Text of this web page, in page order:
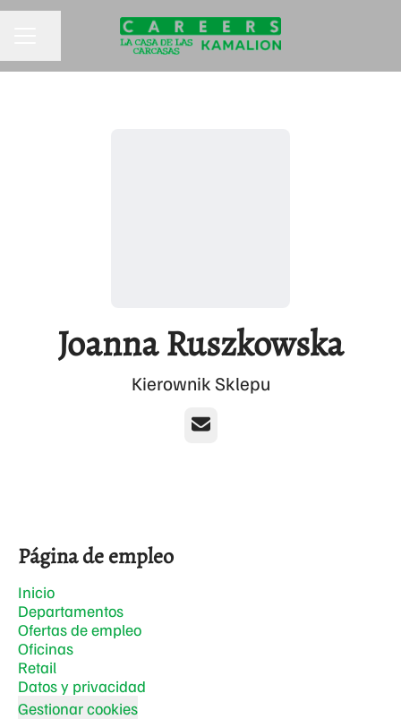
MENÚ DE EMPLEO
Compartir página
Joanna Ruszkowska
Kierownik Sklepu
Correo electrónico
Página de empleo
Inicio
Departamentos
Ofertas de empleo
Oficinas
Retail
Datos y privacidad
Gestionar cookies